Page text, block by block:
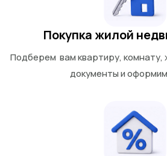
Покупка жилой
Подберем вам квартиру,
документы и